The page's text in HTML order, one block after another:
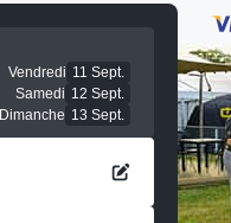
Vendredi 11 Sept.
Samedi 12 Sept.
Dimanche 13 Sept.